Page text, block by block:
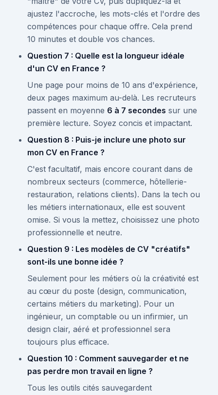
ajustez l'accroche, les mots-clés et l'ordre des
compétences pour chaque offre. Cela prend
10 minutes et double vos chances.
Question 7 : Quelle est la longueur idéale
d'un CV en France ?
Une page pour moins de 10 ans d'expérience,
deux pages maximum au-delà. Les recruteurs
passent en moyenne 6 à 7 secondes sur une
première lecture. Soyez concis et impactant.
Question 8 : Puis-je inclure une photo sur
mon CV en France ?
C'est facultatif, mais encore courant dans de
nombreux secteurs (commerce, hôtellerie-
restauration, relations clients). Dans la tech ou
les métiers internationaux, elle est souvent
omise. Si vous la mettez, choisissez une photo
professionnelle et neutre.
Question 9 : Les modèles de CV "créatifs"
sont-ils une bonne idée ?
Seulement pour les métiers où la créativité est
au cœur du poste (design, communication,
certains métiers du marketing). Pour un
ingénieur, un comptable ou un infirmier, un
design clair, aéré et professionnel sera
toujours plus efficace.
Question 10 : Comment sauvegarder et ne
pas perdre mon travail en ligne ?
Tous les outils cités sauvegardent